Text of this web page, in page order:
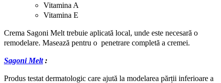
Vitamina A
Vitamina E
Crema Sagoni Melt trebuie aplicată local, unde este necesară o
remodelare. Masează pentru o penetrare completă a cremei.
Sagoni Melt:
Produs testat dermatologic care ajută la modelarea părții inferioare a